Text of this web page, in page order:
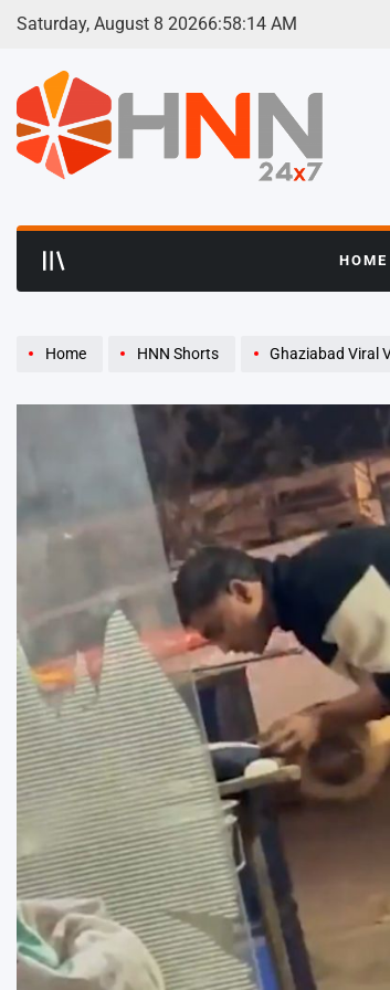
Skip
Saturday, August 8 20266:58:15 AM
HOME
Home HNN Shorts Ghaziabad Viral